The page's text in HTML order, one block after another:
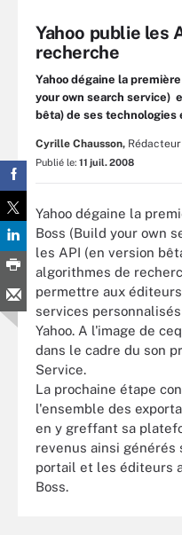
Yahoo publie les
recherche
Yahoo dégaine la
your own search service)
bêta) de ses
Cyrille Chausson,
Publié le: 11 juil. 2008
Yahoo dégaine la
Boss (Build your own
les API (en version
algorithmes de
permettre aux
services
Yahoo. A l'image de
dans le cadre du son
Service.
La prochaine étape
l'ensemble des
en y greffant sa
revenus ainsi
portail et les éditeurs
Boss.